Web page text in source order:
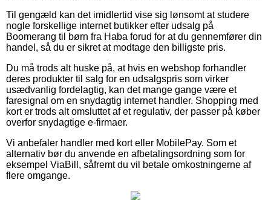
Til gengæld kan det imidlertid vise sig lønsomt at studere
nogle forskellige internet butikker efter udsalg på
Boomerang til børn fra Haba forud for at du gennemfører din
handel, så du er sikret at modtage den billigste pris.
Du må trods alt huske på, at hvis en webshop forhandler
deres produkter til salg for en udsalgspris som virker
usædvanlig fordelagtig, kan det mange gange være et
faresignal om en snydagtig internet handler. Shopping med
kort er trods alt omsluttet af et regulativ, der passer på køber
overfor snydagtige e-firmaer.
Vi anbefaler handler med kort eller MobilePay. Som et
alternativ bør du anvende en afbetalingsordning som for
eksempel ViaBill, såfremt du vil betale omkostningerne af
flere omgange.